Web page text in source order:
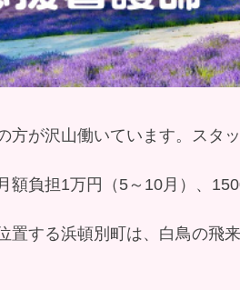
方が沢山働いています。スタ
額負担1万円（5～10月）、
置する浜頓別町は、白鳥の飛